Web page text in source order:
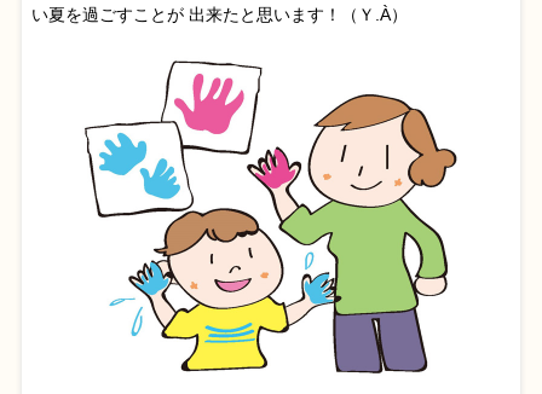
い夏を過ごすことが 出来たと思います！（Ｙ.À）